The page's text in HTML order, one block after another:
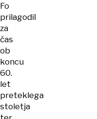
Fo
prilagodil
za
čas
ob
koncu
60.
let
preteklega
stoletja